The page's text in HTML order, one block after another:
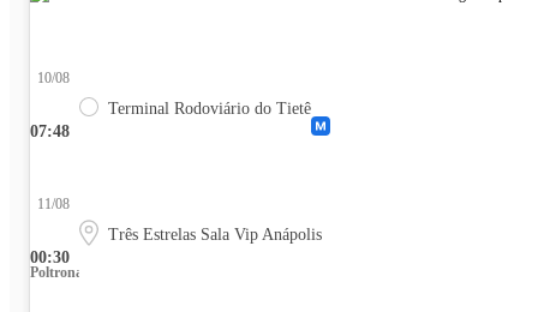
07:48
10/08
Terminal Rodoviário do Tietê
00:30
11/08
Três Estrelas Sala Vip Anápolis
Poltrona